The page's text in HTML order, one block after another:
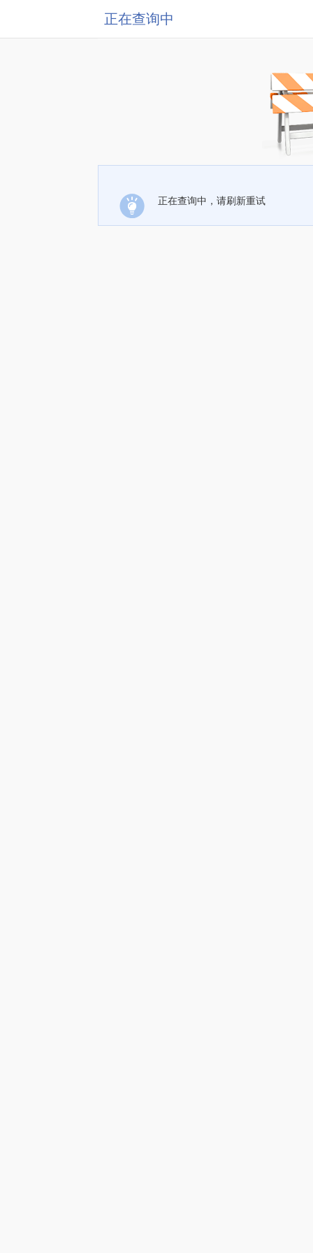
正在查询中
正在查询中，请刷新重试